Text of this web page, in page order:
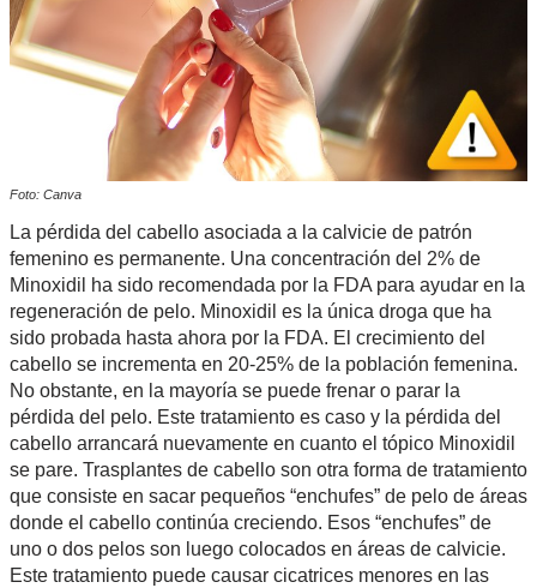
Foto: Canva
La pérdida del cabello asociada a la calvicie de patrón
femenino es permanente. Una concentración del 2% de
Minoxidil ha sido recomendada por la FDA para ayudar en la
regeneración de pelo. Minoxidil es la única droga que ha
sido probada hasta ahora por la FDA. El crecimiento del
cabello se incrementa en 20-25% de la población femenina.
No obstante, en la mayoría se puede frenar o parar la
pérdida del pelo. Este tratamiento es caso y la pérdida del
cabello arrancará nuevamente en cuanto el tópico Minoxidil
se pare. Trasplantes de cabello son otra forma de tratamiento
que consiste en sacar pequeños “enchufes” de pelo de áreas
donde el cabello continúa creciendo. Esos “enchufes” de
uno o dos pelos son luego colocados en áreas de calvicie.
Este tratamiento puede causar cicatrices menores en las